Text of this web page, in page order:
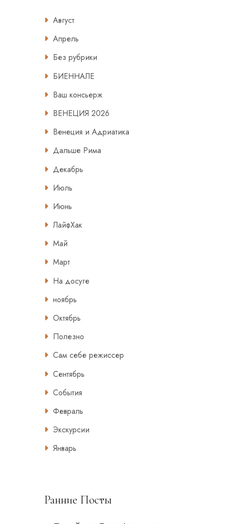
Август
Апрель
Без рубрики
БИЕННАЛЕ
Ваш консьерж
ВЕНЕЦИЯ 2026
Венеция и Адриатика
Дальше Рима
Декабрь
Июль
Июнь
ЛайфХак
Май
Март
На досуге
ноябрь
Октябрь
Полезно
Сам себе режиссер
Сентябрь
События
Февраль
Экскурсии
Январь
Ранние Посты